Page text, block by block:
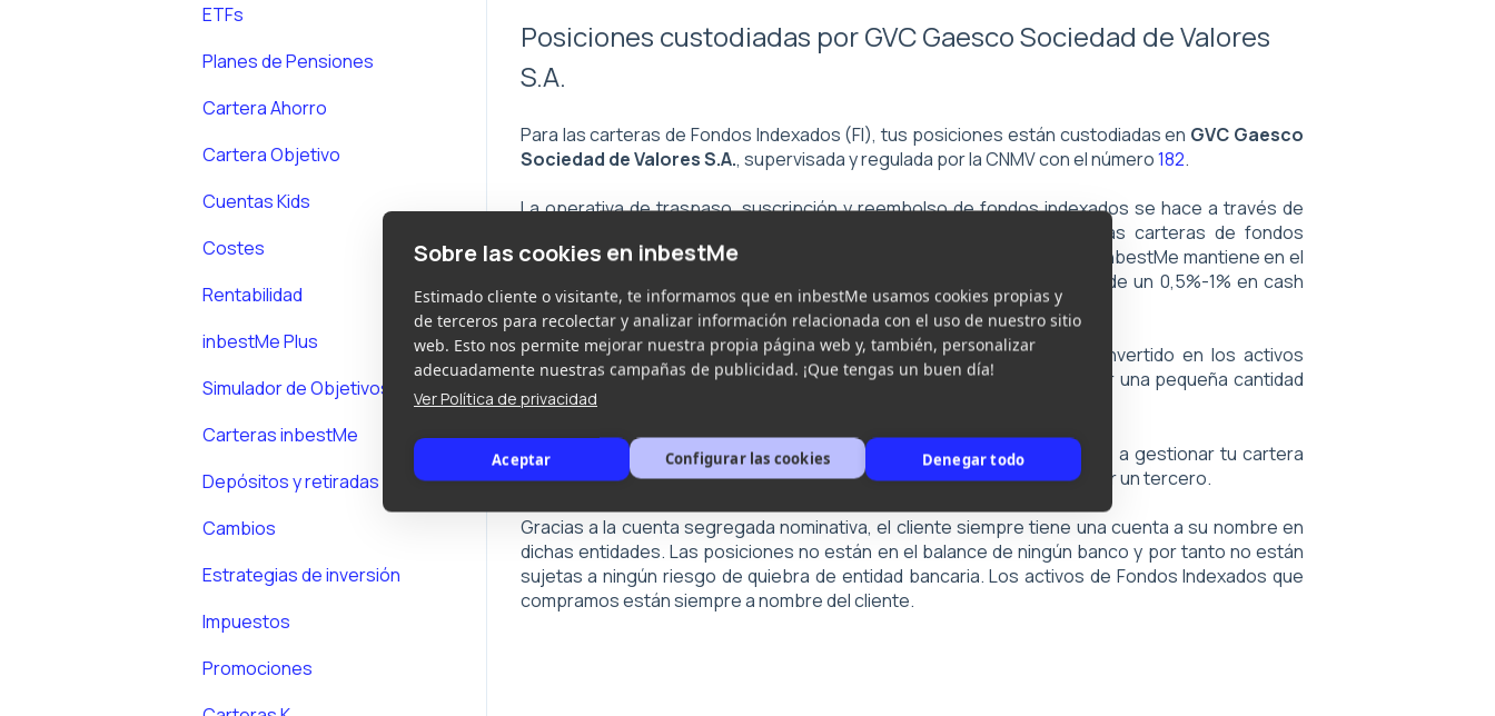
Sobre las cookies en inbestMe
Estimado cliente o visitante, te informamos que en inbestMe usamos cookies propias y
de terceros para recolectar y analizar información relacionada con el uso de nuestro sitio
web. Esto nos permite mejorar nuestra propia página web y, también, personalizar
adecuadamente nuestras campañas de publicidad. ¡Que tengas un buen día!
Ver Política de privacidad
Aceptar Configurar las cookies Denegar todo
Posiciones custodiadas por GVC Gaesco Sociedad de Valores
S.A.
Para las carteras de Fondos Indexados (FI), tus posiciones están custodiadas en GVC Gaesco
Sociedad de Valores S.A., supervisada y regulada por la CNMV con el número182.
La operativa de traspaso, suscripción y reembolso de fondos indexados se hace a través de
. En el caso de las carteras de fondos
indexados, antes de ser invertidas están en una cuenta transitoria que inbestMe mantiene en el
banco BBVA y, además, normalmente estas cuentas tienen alrededor de un 0,5%-1% en cash
(efectivo) depositado en la misma cuenta.
Una vez se completa la suscripción de los activos, tu dinero está invertido en los activos
seleccionados para construir tu cartera. Tu posición diaria puede tener una pequeña cantidad
en metálico para cubrir las comisiones o esperando a ser reinvertida.
inbestMe no custodia ni tu dinero ni tus posiciones, solo nos autorizas a gestionar tu cartera
mientras seas cliente de inbestMe. El custodio siempre está cubierto por un tercero.
Gracias a la cuenta segregada nominativa, el cliente siempre tiene una cuenta a su nombre en
dichas entidades. Las posiciones no están en el balance de ningún banco y por tanto no están
sujetas a ningún riesgo de quiebra de entidad bancaria. Los activos de Fondos Indexados que
compramos están siempre a nombre del cliente.
ETFs
Planes de Pensiones
Cartera Ahorro
Cartera Objetivo
Cuentas Kids
Costes
Rentabilidad
inbestMe Plus
Simulador de Objetivos
Carteras inbestMe
Depósitos y retiradas
Cambios
Estrategias de inversión
Impuestos
Promociones